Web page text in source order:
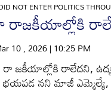
NOT ENTER POLITICS
రాజకీయాల్లోకి
10 , 2026 | 10:25 PM
రా జకీయాల్లోకి రాలేదని,
నని మాజీ ఎమ్మెల్యే,